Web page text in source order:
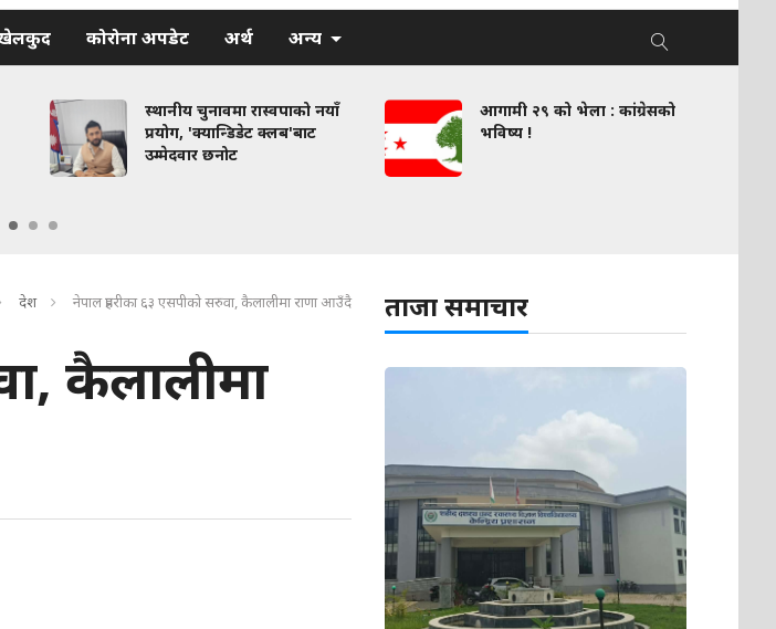
कोरोना अपडेट अर्थ अन्य
स्थानीय चुनावमा रास्वपाको नयाँ
प्रयोग, 'क्यान्डिडेट क्लब'बाट
उम्मेदवार छनोट
आगामी २९ को भेला : कांग्रेसको
भविष्य !
देश नेपाल प्रहरीका ६३ एसपीको सरुवा, कैलालीमा राणा आउँदै
कैलालीमा
ताजा समाचार